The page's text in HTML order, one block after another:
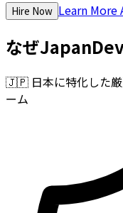
Hire Now Learn
なぜ
🇯🇵 日本に特化した
ーム